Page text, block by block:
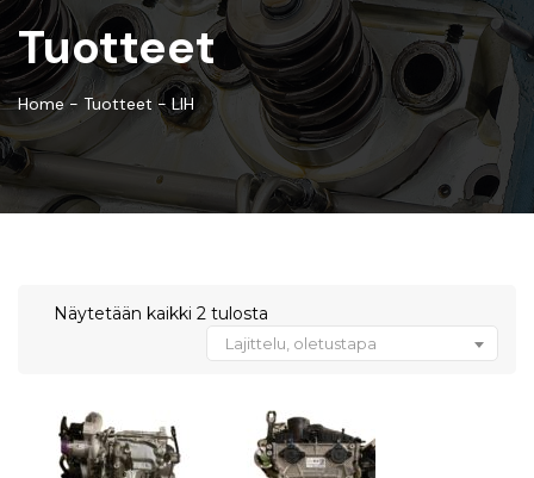
Tuotteet
Home- Tuotteet -LIH
Näytetään kaikki 2 tulosta
Lajittelu, oletustapa